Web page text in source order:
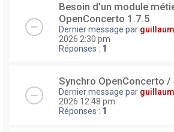
Besoin d'un module
OpenConcerto 1.7.5
Dernier message par
2026 2:30 pm
Réponses : 1
Synchro OpenConcerto /
Dernier message par
2026 12:48 pm
Réponses : 1